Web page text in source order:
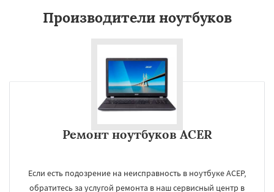
Производители ноутбуков
Ремонт ноутбуков ACER
Если есть подозрение на неисправность в ноутбуке АСЕР,
обратитесь за услугой ремонта в наш сервисный центр в